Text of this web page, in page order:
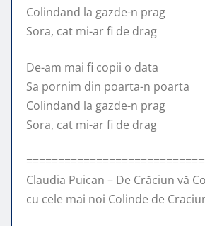
Colindand la gazde-n prag
Sora, cat mi-ar fi de drag
De-am mai fi copii o data
Sa pornim din poarta-n poarta
Colindand la gazde-n prag
Sora, cat mi-ar fi de drag
Claudia Puican – De Crăciun vă
cu cele mai noi Colinde de